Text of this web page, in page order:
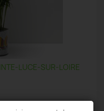
LUCE-SUR-LOIRE